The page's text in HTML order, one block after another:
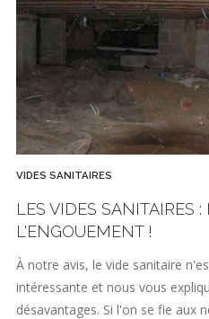
VIDES SANITAIRES
LES VIDES SANITAIRES :
L'ENGOUEMENT !
À notre avis, le vide sanitaire
intéressante et nous vous
désavantages. Si l'on se fie aux